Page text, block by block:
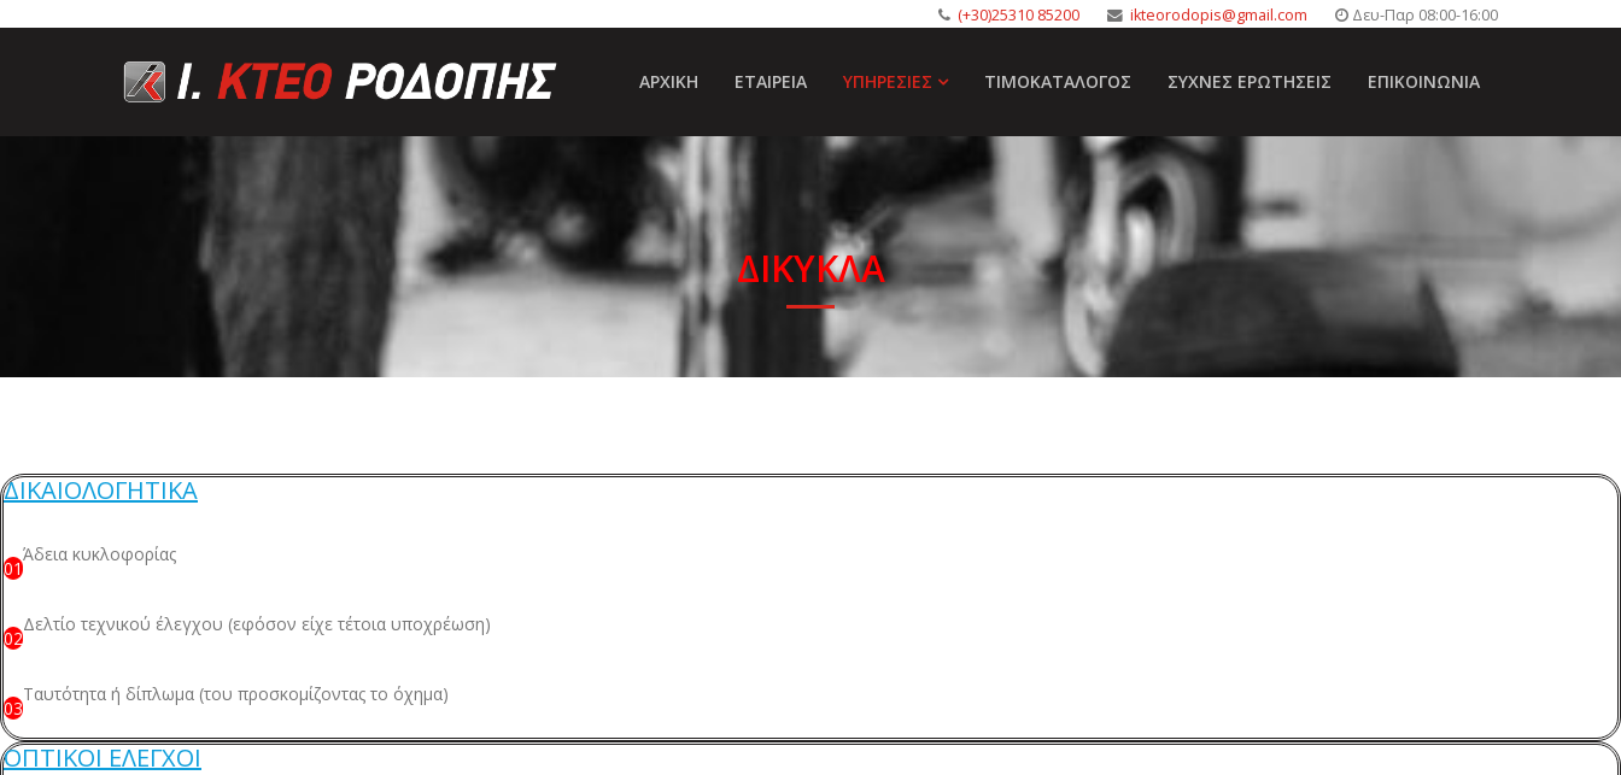
(+30)25310 85200 ikteorodopis@gmail.com Δευ-Παρ 08:00-16:00
ΑΡΧΙΚΉ ΕΤΑΙΡΕΊΑ ΥΠΗΡΕΣΊΕΣ ΤΙΜΟΚΑΤΆΛΟΓΟΣ ΣΥΧΝΈΣ ΕΡΩΤΉΣΕΙΣ ΕΠΙΚΟΙΝΩΝΊΑ
ΔΊΚΥΚΛΑ
ΔΙΚΑΙΟΛΟΓΗΤΙΚΑ
01
Άδεια κυκλοφορίας
02
Δελτίο τεχνικού έλεγχου (εφόσον είχε τέτοια υποχρέωση)
03
Ταυτότητα ή δίπλωμα (του προσκομίζοντας το όχημα)
ΟΠΤΙΚΟΙ ΕΛΕΓΧΟΙ